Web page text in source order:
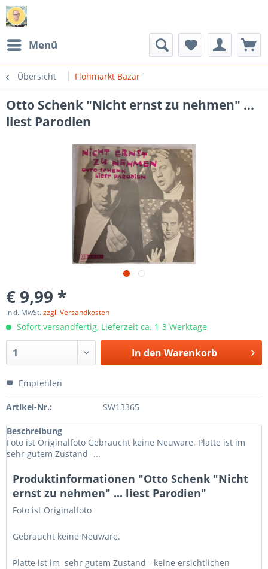
Menü
Übersicht Flohmarkt Bazar
Otto Schenk "Nicht ernst zu nehmen" ...
liest Parodien
€ 9,99 *
inkl. MwSt.zzgl. Versandkosten
Sofort versandfertig, Lieferzeit ca. 1-3 Werktage
In den Warenkorb
Empfehlen
Artikel-Nr.: SW13365
Beschreibung
Foto ist Originalfoto Gebraucht keine Neuware. Platte ist im
sehr gutem Zustand -...
Produktinformationen "Otto Schenk "Nicht
ernst zu nehmen" ... liest Parodien"
Foto ist Originalfoto
Gebraucht keine Neuware.
Platte ist im sehr gutem Zustand - keine ersichtlichen